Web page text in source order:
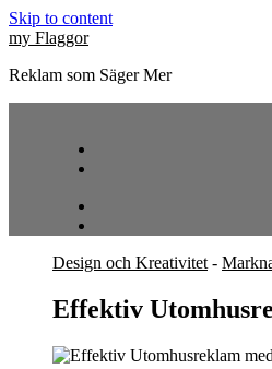
Skip to content
my Flaggor
Reklam som Säger Mer
Design och Kreativitet -
Effektiv